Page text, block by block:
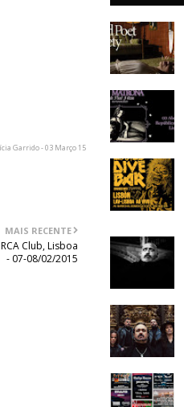
Garrido - 03 Março 15
MAIS RECENTE
Club, Lisboa
- 07-08/02/2015